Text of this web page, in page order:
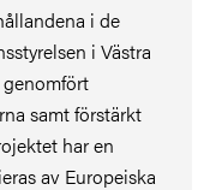
i de
i Västra
samt förstärkt
har en
av Europeiska